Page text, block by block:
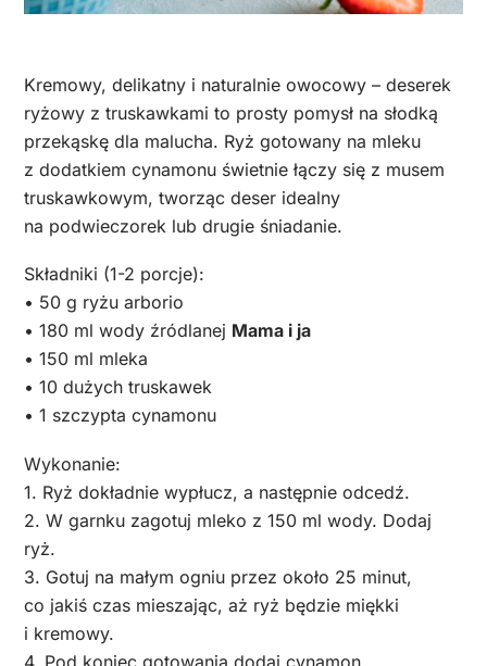
Kremowy, delikatny i naturalnie owocowy – deserek
ryżowy z truskawkami to prosty pomysł na słodką
przekąskę dla malucha. Ryż gotowany na mleku
z dodatkiem cynamonu świetnie łączy się z musem
truskawkowym, tworząc deser idealny
na podwieczorek lub drugie śniadanie.
Składniki (1-2 porcje):
• 50 g ryżu arborio
• 180 ml wody źródlanej Mama i ja
• 150 ml mleka
• 10 dużych truskawek
• 1 szczypta cynamonu
Wykonanie:
1. Ryż dokładnie wypłucz, a następnie odcedź.
2. W garnku zagotuj mleko z 150 ml wody. Dodaj
ryż.
3. Gotuj na małym ogniu przez około 25 minut,
co jakiś czas mieszając, aż ryż będzie miękki
i kremowy.
4. Pod koniec gotowania dodaj cynamon